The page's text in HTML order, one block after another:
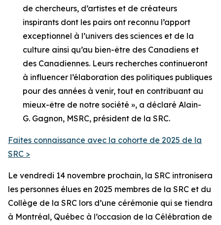
de chercheurs, d’artistes et de créateurs
inspirants dont les pairs ont reconnu l’apport
exceptionnel à l’univers des sciences et de la
culture ainsi qu’au bien-être des Canadiens et
des Canadiennes. Leurs recherches continueront
à influencer l’élaboration des politiques publiques
pour des années à venir, tout en contribuant au
mieux-être de notre société », a déclaré Alain-
G. Gagnon, MSRC, président de la SRC.
Faites connaissance avec la cohorte de 2025 de la
SRC >
Le vendredi 14 novembre prochain, la SRC intronisera
les personnes élues en 2025 membres de la SRC et du
Collège de la SRC lors d’une cérémonie qui se tiendra
à Montréal, Québec à l’occasion de la Célébration de